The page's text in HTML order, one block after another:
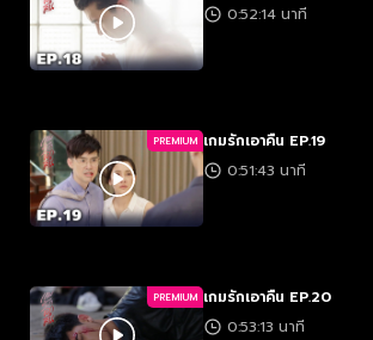
0:52:14 นาที
PREMIUM เกมรักเอาคืน EP.19
0:51:43 นาที
PREMIUM เกมรักเอาคืน EP.20
0:53:13 นาที